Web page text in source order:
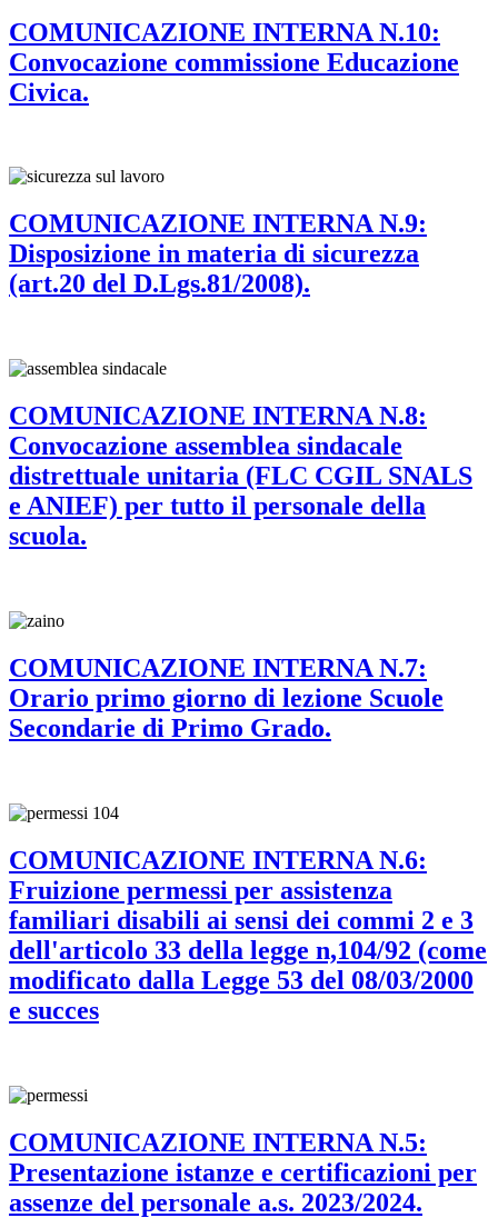
COMUNICAZIONE INTERNA N.10:
Convocazione commissione Educazione
Civica.
COMUNICAZIONE INTERNA N.9:
Disposizione in materia di sicurezza
(art.20 del D.Lgs.81/2008).
COMUNICAZIONE INTERNA N.8:
Convocazione assemblea sindacale
distrettuale unitaria (FLC CGIL SNALS
e ANIEF) per tutto il personale della
scuola.
COMUNICAZIONE INTERNA N.7:
Orario primo giorno di lezione Scuole
Secondarie di Primo Grado.
COMUNICAZIONE INTERNA N.6:
Fruizione permessi per assistenza
familiari disabili ai sensi dei commi 2 e 3
dell'articolo 33 della legge n,104/92 (come
modificato dalla Legge 53 del 08/03/2000
e succes
COMUNICAZIONE INTERNA N.5:
Presentazione istanze e certificazioni per
assenze del personale a.s. 2023/2024.